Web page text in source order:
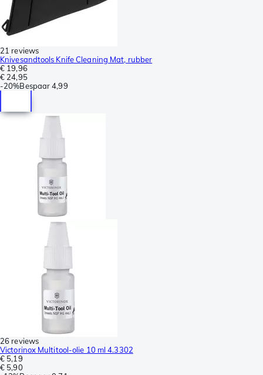
21 reviews
Knivesandtools Knife Cleaning Mat, rubber
€ 19,96
€ 24,95
-20%Bespaar 4,99
26 reviews
Victorinox Multitool-olie 10 ml 4.3302
€ 5,19
€ 5,90